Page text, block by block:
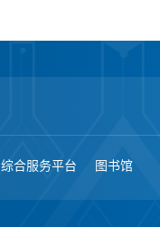
综合服务平台 图书馆